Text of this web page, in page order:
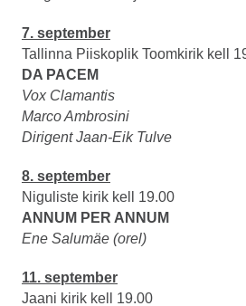
7. september
Tallinna Piiskoplik Toomkirik kell
DA PACEM
Vox Clamantis
Marco Ambrosini
Dirigent Jaan-Eik Tulve
8. september
Niguliste kirik kell 19.00
ANNUM PER ANNUM
Ene Salumäe (orel)
11. september
Jaani kirik kell 19.00